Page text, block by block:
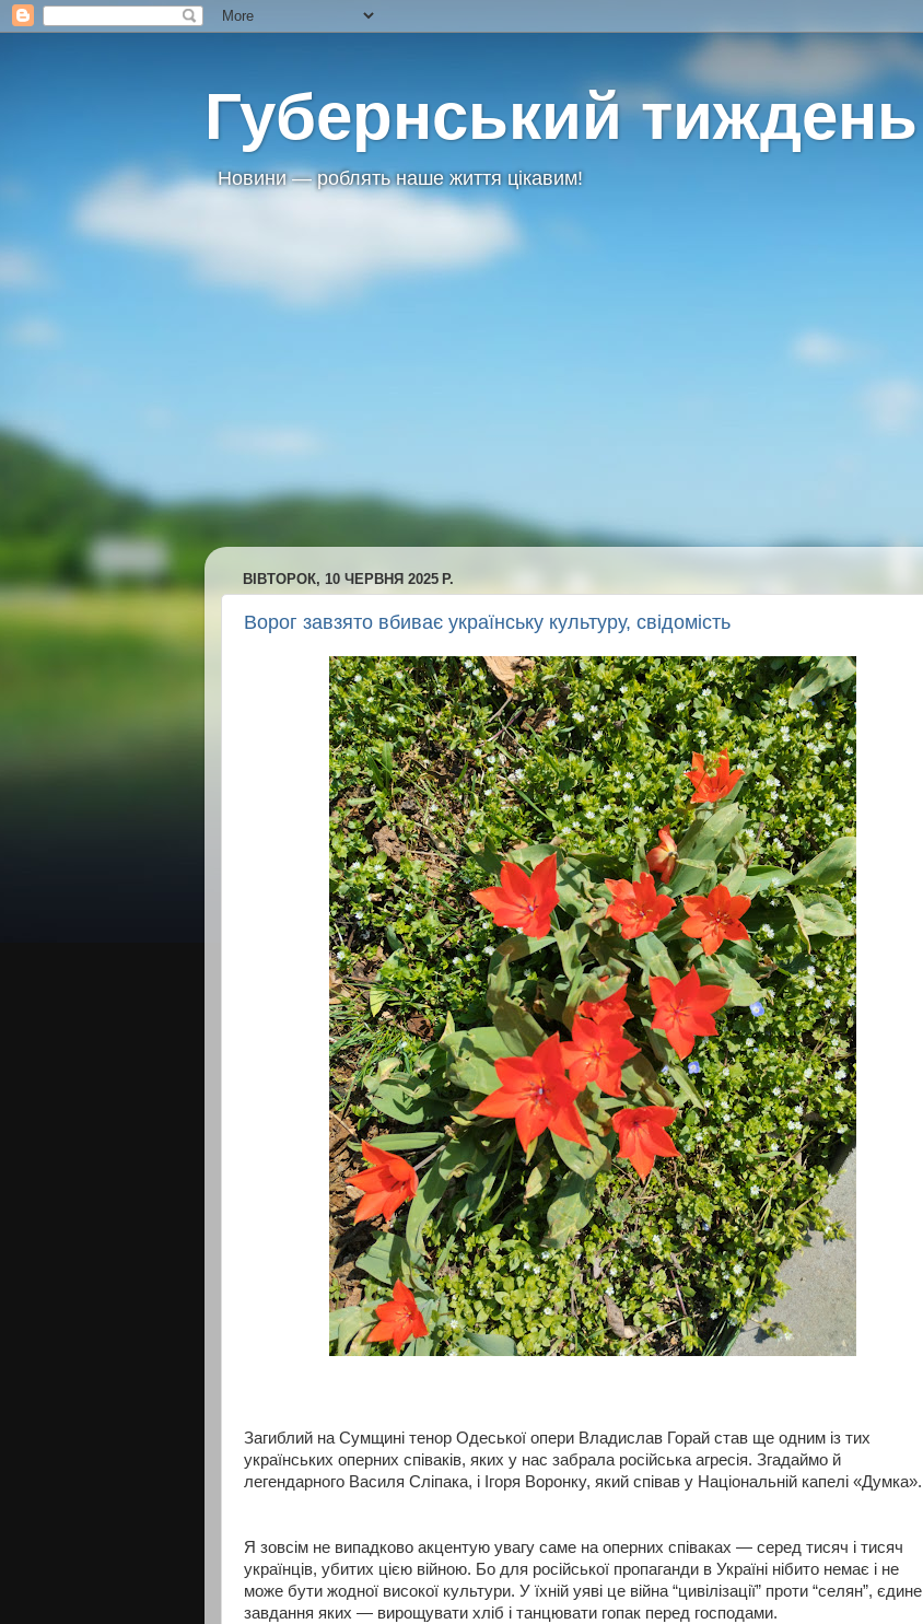
Губернський тиждень
Новини — роблять наше життя цікавим!
ВІВТОРОК, 10 ЧЕРВНЯ 2025 Р.
Ворог завзято вбиває українську культуру, свідомість
Загиблий на Сумщині тенор Одеської опери Владислав Горай став ще одним із тих
українських оперних співаків, яких у нас забрала російська агресія. Згадаймо й
легендарного Василя Сліпака, і Ігоря Воронку, який співав у Національній капелі «Думка».
Я зовсім не випадково акцентую увагу саме на оперних співаках — серед тисяч і тисяч
українців, убитих цією війною. Бо для російської пропаганди в Україні нібито немає і не
може бути жодної високої культури. У їхній уяві це війна “цивілізації” проти “селян”, єдине
завдання яких — вирощувати хліб і танцювати гопак перед господами.